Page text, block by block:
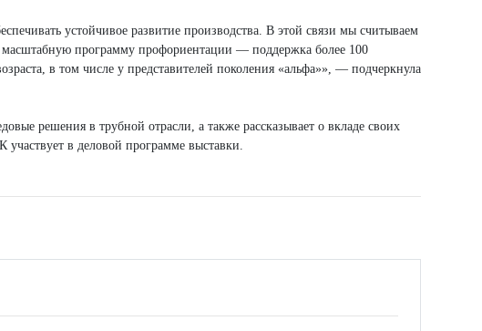
устойчивое развитие производства. В этой связи мы считываем
масштабную программу профориентации — поддержка более 100
в том числе у представителей поколения «альфа»», — подчеркнула
решения в трубной отрасли, а также рассказывает о вкладе своих
в деловой программе выставки.